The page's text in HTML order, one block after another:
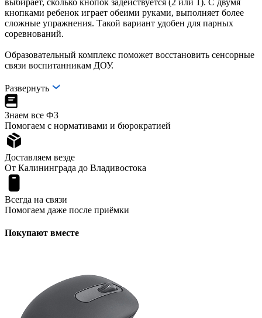
кнопками ребенок играет обеими руками, выполняет более
сложные упражнения. Такой вариант удобен для парных
соревнований.
Образовательный комплекс поможет восстановить сенсорные
связи воспитанникам ДОУ.
Развернуть
Знаем все ФЗ
Помогаем с нормативами и бюрократией
Доставляем везде
От Калининграда до Владивостока
Всегда на связи
Помогаем даже после приёмки
Покупают вместе